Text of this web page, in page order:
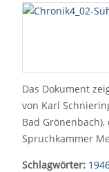
Das Dokument
von Karl
Bad
Spruchkammer
Schlagwörter: